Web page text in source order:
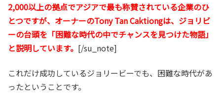
2,000以上の拠点でアジアで最も称賛されている企業のひ
とつですが、オーナーのTony Tan Caktiongは、ジョリビ
ーの台頭を「困難な時代の中でチャンスを見つけた物語」
と説明しています。 [/su_note]
これだけ成功しているジョリービーでも、困難な時代があ
ったということです。